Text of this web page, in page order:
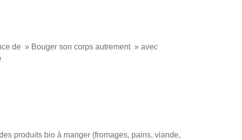
de » Bouger son corps autrement » avec
produits bio à manger (fromages, pains, viande,